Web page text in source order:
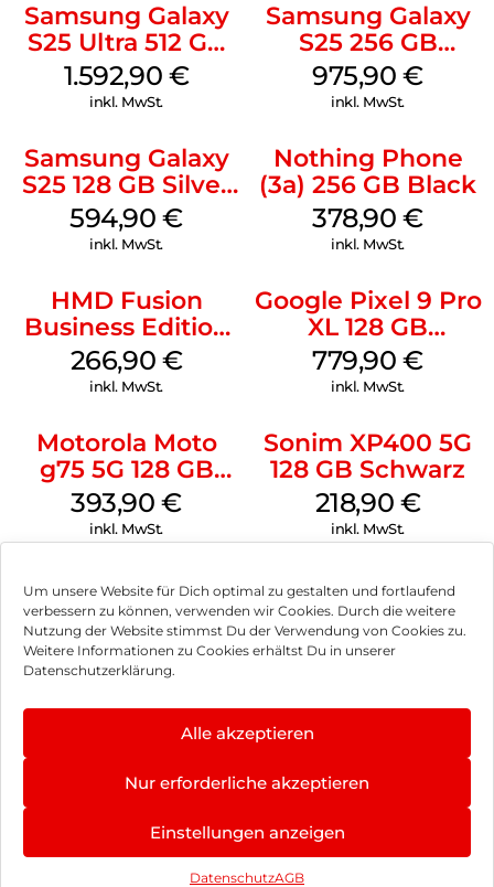
Um unsere Website für Dich optimal zu gestalten und fortlaufend
verbessern zu können, verwenden wir Cookies. Durch die weitere
Nutzung der Website stimmst Du der Verwendung von Cookies zu.
Weitere Informationen zu Cookies erhältst Du in unserer
Datenschutzerklärung.
Alle akzeptieren
Nur erforderliche akzeptieren
Einstellungen anzeigen
DatenschutzAGB
Samsung Galaxy
S25 Ultra 512 GB
Titanium
Silverblue
1.592,90 €
inkl. MwSt.
Samsung Galaxy
S25 256 GB
Icyblue
975,90€
inkl. MwSt.
Samsung Galaxy
S25 128 GB Silver
Shadow
594,90€
inkl. MwSt.
Nothing Phone
(3a) 256 GB Black
378,90€
inkl. MwSt.
HMD Fusion
Business Edition
256 GB Grey
266,90 €
inkl. MwSt.
Google Pixel 9 Pro
XL 128 GB
Obsidian
779,90€
inkl. MwSt.
Motorola Moto
g75 5G 128 GB
Charcoal Gray
393,90€
inkl. MwSt.
Sonim XP400 5G
128 GB Schwarz
218,90 €
inkl. MwSt.
Impressum
Hinweis zur Batterieentsorgung
Newsletter
Können wir Dir behilflich sein?